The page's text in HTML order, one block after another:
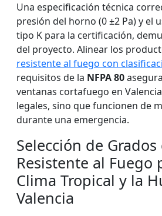
Una especificación técnica
presión del horno (0 ±2 Pa) y el
tipo K para la certificación,
del proyecto. Alinear los
resistente al fuego con
requisitos de la NFPA 80
ventanas cortafuego en
legales, sino que funcionen de
durante una emergencia.
Selección de
Resistente al Fuego
Clima Tropical y la
Valencia